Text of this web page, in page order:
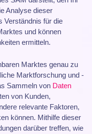
Analyse dieser
Verständnis für die
und können
ermitteln.
Marktes genau zu
Marktforschung und -
Sammeln von Daten
von Kunden,
relevante Faktoren,
können. Mithilfe dieser
darüber treffen, wie